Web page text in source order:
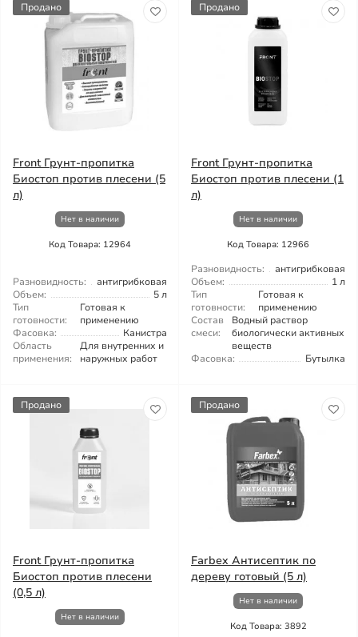
Продано
Front Грунт-пропитка
Биостоп против плесени (5
л)
Нет в наличии
Код Товара: 12964
Разновидность:
антигрибковая
Объем:
5 л
Тип
готовности:
Готовая к
применению
Фасовка:
Канистра
Область
применения:
Для внутренних и
наружных работ
Продано
Front Грунт-пропитка
Биостоп против плесени (1
л)
Нет в наличии
Код Товара: 12966
Разновидность:
антигрибковая
Объем:
1 л
Тип
готовности:
Готовая к
применению
Состав
смеси:
Водный раствор
биологически активных
веществ
Фасовка:
Бутылка
Продано
Front Грунт-пропитка
Биостоп против плесени
(0,5 л)
Нет в наличии
Продано
Farbex Антисептик по
дереву готовый (5 л)
Нет в наличии
Код Товара: 3892